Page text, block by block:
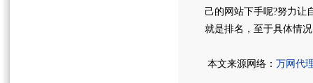
己的网站下手呢?努力让
就是排名，至于具体情
本文来源网络： 万网代